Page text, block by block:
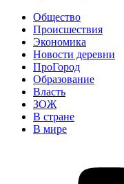
Общество
Происшествия
Экономика
Новости деревни
ПроГород
Образование
Власть
ЗОЖ
В стране
В мире